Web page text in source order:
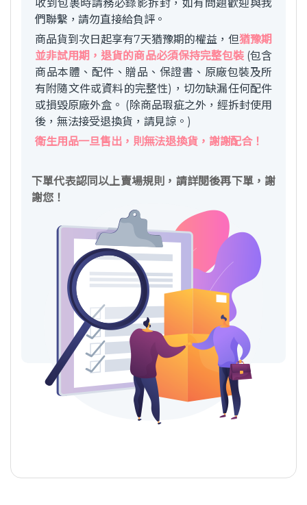
收到包裹時請務必錄影拆封，如有問題歡迎與我
們聯繫，請勿直接給負評。
商品貨到次日起享有7天猶豫期的權益，但猶豫期
並非試用期，退貨的商品必須保持完整包裝(包含
商品本體、配件、贈品、保證書、原廠包裝及所
有附隨文件或資料的完整性)，切勿缺漏任何配件
或損毀原廠外盒。 (除商品瑕疵之外，經拆封使用
後，無法接受退換貨，請見諒。)
衛生用品一旦售出，則無法退換貨，謝謝配合！
下單代表認同以上賣場規則，請詳閱後再下單，謝
謝您！